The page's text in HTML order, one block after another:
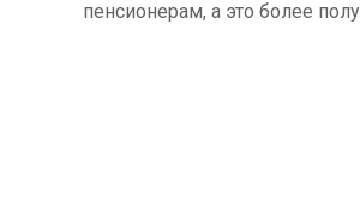
пенсионерам, а это более